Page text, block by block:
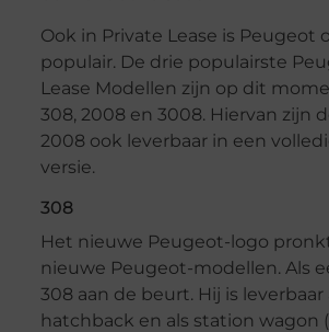
Ook in Private Lease is Peugeot
populair. De drie populairste
Lease Modellen zijn op dit
308, 2008 en 3008. Hiervan zijn
2008 ook leverbaar in een
versie.
308
Het nieuwe Peugeot-logo
nieuwe Peugeot-modellen. Als
308 aan de beurt. Hij is leverbaar
hatchback en als station wagon